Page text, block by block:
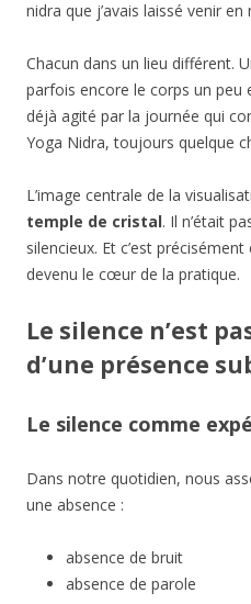
nidra que j’avais laissé venir en
Chacun dans un lieu différent.
parfois encore le corps un peu
déjà agité par la journée qui
Yoga Nidra, toujours quelque
L’image centrale de la
temple de cristal. Il n’était
silencieux. Et c’est
devenu le cœur de la pratique.
Le silence n’est
d’une présence
Le silence comme
Dans notre quotidien, nous
une absence :
absence de bruit
absence de parole